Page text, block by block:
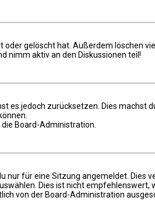
gelöscht hat. Außerdem löschen
nimm aktiv an den Diskussionen teil!
es jedoch zurücksetzen. Dies machst
Board-Administration.
für eine Sitzung angemeldet. Dies
Dies ist nicht
von der Board-Administration